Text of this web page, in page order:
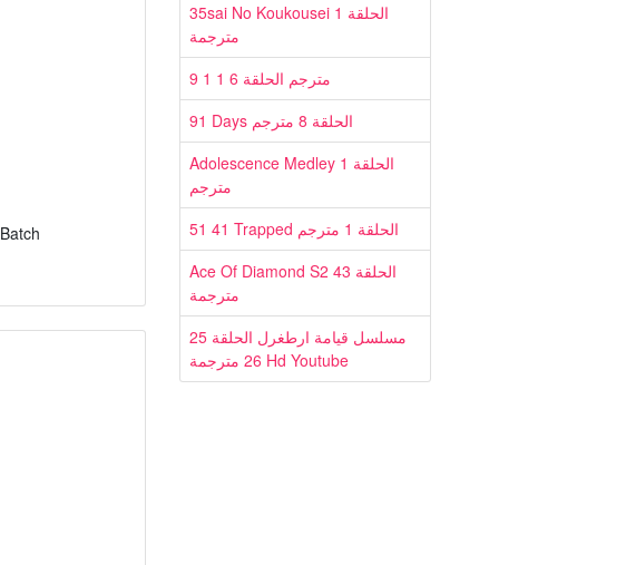
Batch
35sai No Koukousei الحلقة 1
مترجمة
9 1 1 مترجم الحلقة 6
91 Days الحلقة 8 مترجم
Adolescence Medley الحلقة 1
مترجم
51 41 Trapped الحلقة 1 مترجم
Ace Of Diamond S2 الحلقة 43
مترجمة
25 مسلسل قيامة ارطغرل الحلقة
26 مترجمة Hd Youtube